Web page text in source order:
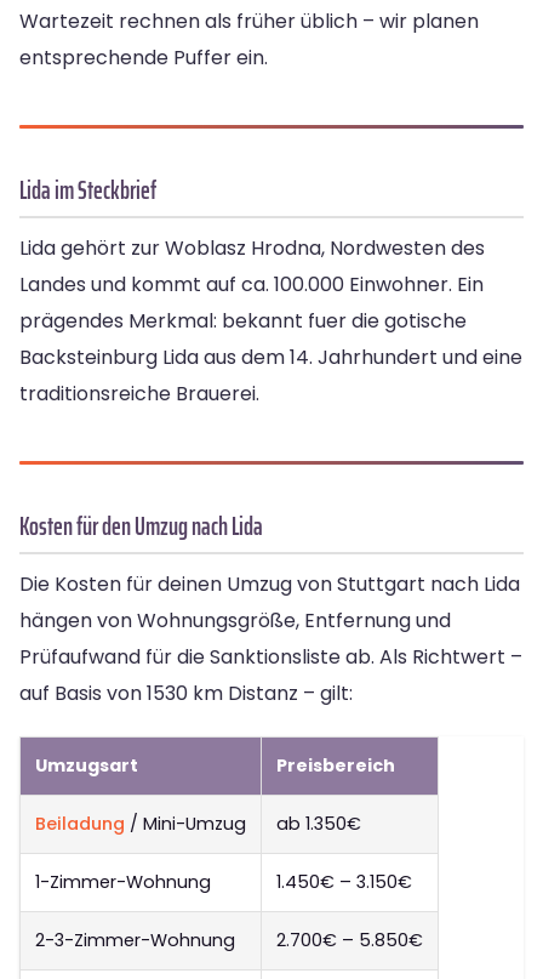
Wartezeit rechnen als früher üblich – wir planen
entsprechende Puffer ein.
Lida im Steckbrief
Lida gehört zur Woblasz Hrodna, Nordwesten des
Landes und kommt auf ca. 100.000 Einwohner. Ein
prägendes Merkmal: bekannt fuer die gotische
Backsteinburg Lida aus dem 14. Jahrhundert und eine
traditionsreiche Brauerei.
Kosten für den Umzug nach Lida
Die Kosten für deinen Umzug von Stuttgart nach Lida
hängen von Wohnungsgröße, Entfernung und
Prüfaufwand für die Sanktionsliste ab. Als Richtwert –
auf Basis von 1530 km Distanz – gilt:
Umzugsart Preisbereich
Beiladung / Mini-Umzug ab 1.350€
1-Zimmer-Wohnung 1.450€ – 3.150€
2-3-Zimmer-Wohnung 2.700€ – 5.850€